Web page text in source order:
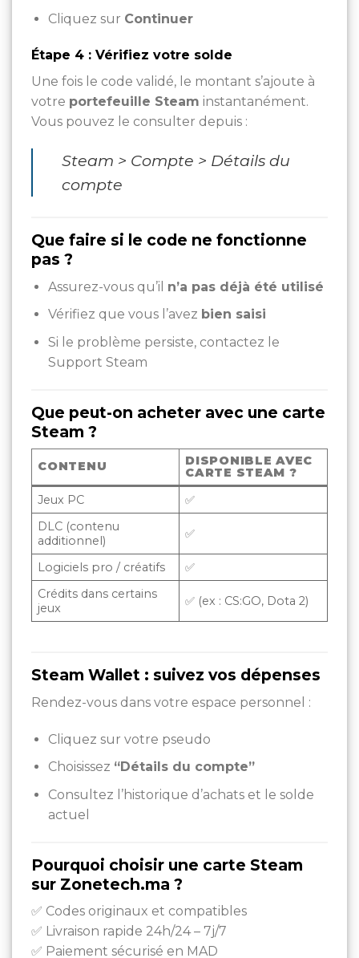
Cliquez sur Continuer
Étape 4 : Vérifiez votre solde
Une fois le code validé, le montant s’ajoute à
votre portefeuille Steam instantanément.
Vous pouvez le consulter depuis :
Steam > Compte > Détails du
compte
Que faire si le code ne fonctionne
pas ?
Assurez-vous qu’il n’a pas déjà été utilisé
Vérifiez que vous l’avez bien saisi
Si le problème persiste, contactez le
Support Steam
Que peut-on acheter avec une carte
Steam ?
CONTENU
DISPONIBLE AVEC
CARTE STEAM ?
Jeux PC
✅
DLC (contenu
additionnel)
✅
Logiciels pro / créatifs
✅
Crédits dans certains
jeux
✅ (ex : CS:GO, Dota 2)
Steam Wallet : suivez vos dépenses
Rendez-vous dans votre espace personnel :
Cliquez sur votre pseudo
Choisissez “Détails du compte”
Consultez l’historique d’achats et le solde
actuel
Pourquoi choisir une carte Steam
sur Zonetech.ma ?
✅ Codes originaux et compatibles
✅ Livraison rapide 24h/24 – 7j/7
✅ Paiement sécurisé en MAD